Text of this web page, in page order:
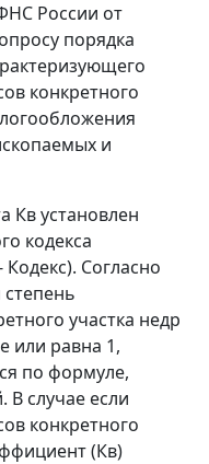
России от
порядка
конкретного
и
Кв установлен
кодекса
Согласно
участка недр
или равна 1,
по формуле,
В случае если
конкретного
(Кв)